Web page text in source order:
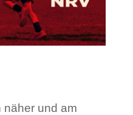
näher und am